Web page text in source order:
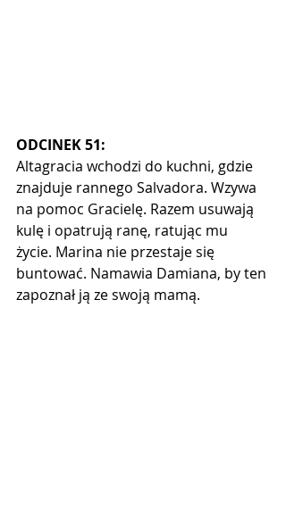
ODCINEK 51:
Altagracia wchodzi do kuchni, gdzie
znajduje rannego Salvadora. Wzywa
na pomoc Gracielę. Razem usuwają
kulę i opatrują ranę, ratując mu
życie. Marina nie przestaje się
buntować. Namawia Damiana, by ten
zapoznał ją ze swoją mamą.